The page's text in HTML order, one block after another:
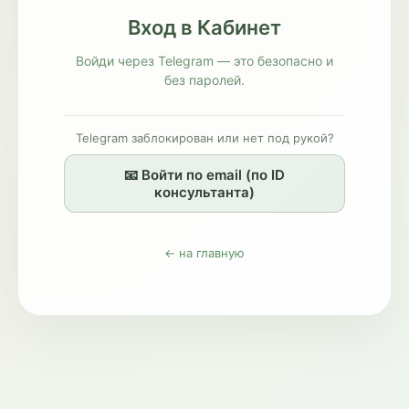
Вход в Кабинет
Войди через Telegram — это безопасно и
без паролей.
Telegram заблокирован или нет под рукой?
📧 Войти по email (по ID
консультанта)
← на главную